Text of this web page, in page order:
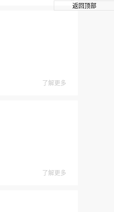
了解更多
了解更多
返回顶部